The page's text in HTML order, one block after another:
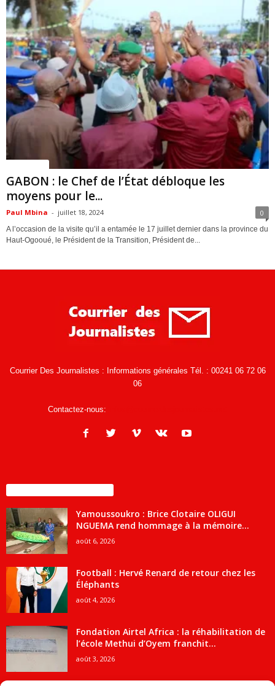
GABON : le Chef de l’État débloque les
moyens pour le...
Paul Mbina - juillet 18, 2024 0
A l’occasion de la visite qu’il a entamée le 17 juillet dernier dans la province du
Haut-Ogooué, le Président de la Transition, Président de...
Courrier Des Journalistes : Informations générales Tél. : 00241 06 72 06
06
Contactez-nous:
Yamoussoukro : Brice Clotaire OLIGUI
NGUEMA rend hommage à la mémoire...
août 6, 2026
Football : Hervé Renard de retour chez les
Éléphants
août 4, 2026
Fondation Airtel Africa : la réhabilitation de
l’école Methui d’Oyem franchit...
août 3, 2026